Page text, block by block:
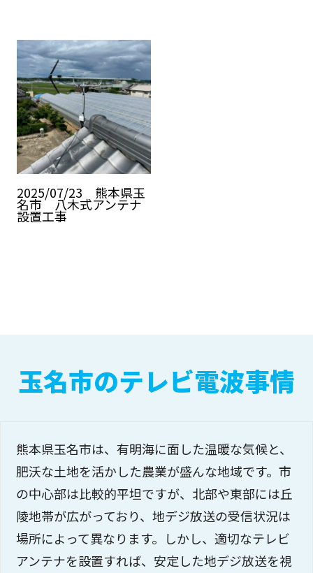
2025/07/23 熊本県玉
名市 八木式アンテナ
設置工事
玉名市のテレビ電波事情
熊本県玉名市は、有明海に面した温暖な気候と、
肥沃な土地を活かした農業が盛んな地域です。市
の中心部は比較的平坦ですが、北部や東部には丘
陵地帯が広がっており、地デジ放送の受信状況は
場所によって異なります。しかし、適切なテレビ
アンテナを設置すれば、安定した地デジ放送を視